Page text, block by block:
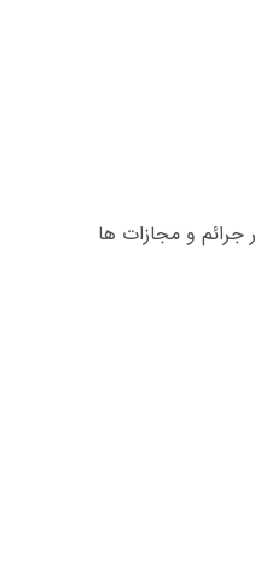
و مجازات ها